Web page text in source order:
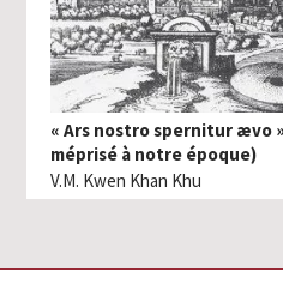
« Ars nostro spernitur ævo
méprisé à notre époque)
V.M. Kwen Khan Khu